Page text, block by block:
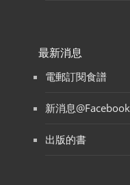
最新消息
電郵訂閱食譜
新消息@Facebook
出版的書